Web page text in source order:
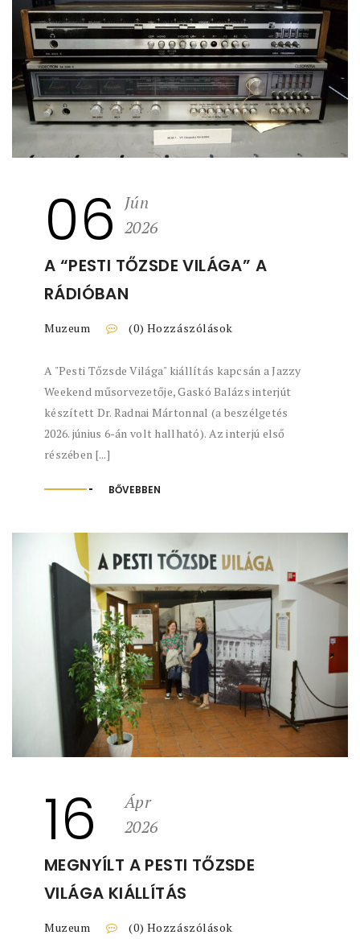
06 Jún
2026
A “PESTI TŐZSDE VILÁGA” A
RÁDIÓBAN
Muzeum (0) Hozzászólások
A "Pesti Tőzsde Világa" kiállítás kapcsán a Jazzy
Weekend műsorvezetője, Gaskó Balázs interjút
készített Dr. Radnai Mártonnal (a beszélgetés
2026. június 6-án volt hallható). Az interjú első
részében [...]
BŐVEBBEN
16
Ápr
2026
MEGNYÍLT A PESTI TŐZSDE
VILÁGA KIÁLLÍTÁS
Muzeum (0) Hozzászólások